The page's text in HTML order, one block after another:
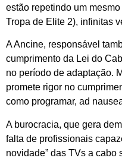
estão repetindo um
Tropa de Elite 2), infinitas
A Ancine, responsável
cumprimento da Lei do
no período de adaptação.
promete rigor no
como programar, ad
A burocracia, que gera
falta de profissionais
novidade” das TVs a cabo